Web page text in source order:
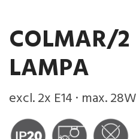
COLMAR/2
LAMPA
excl. 2x E14 · max.